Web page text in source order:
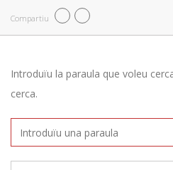
Compartiu
Introduïu la paraula que voleu
cerca.